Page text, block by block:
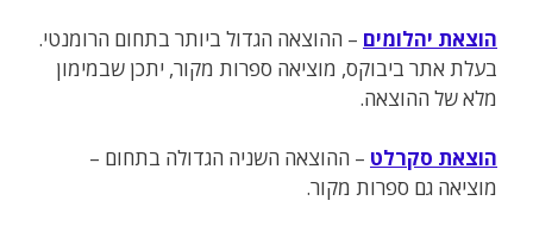
הוצאת יהלומים– ההוצאה הגדול ביותר בתחום הרומנטי.
בעלת אתר ביבוקס, מוציאה ספרות מקור, יתכן שבמימון
מלא של ההוצאה.
הוצאת סקרלט– ההוצאה השניה הגדולה בתחום –
מוציאה גם ספרות מקור.